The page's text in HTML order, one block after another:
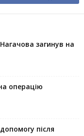
загинув на
операцію
після